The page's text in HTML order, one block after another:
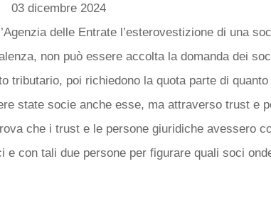
03 dicembre 2024
delle Entrate l’esterovestizione di una
non può essere accolta la domanda dei
tributario, poi richiedono la quota parte di
state socie anche esse, ma attraverso trust e
che i trust e le persone giuridiche avessero
e con tali due persone per figurare quali soci